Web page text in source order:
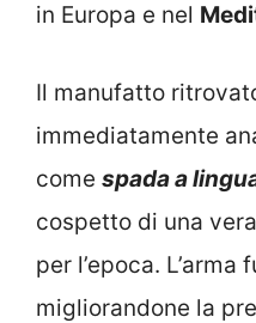
in Europa e nel
Il manufatto
immediatamente
come spada a
cospetto di una
per l’epoca.
migliorandone la